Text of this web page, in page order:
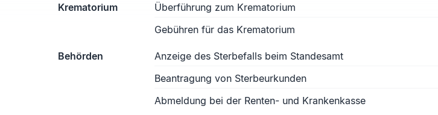
Krematorium
Überführung zum Krematorium
Gebühren für das Krematorium
Behörden
Anzeige des Sterbefalls beim Standesamt
Beantragung von Sterbeurkunden
Abmeldung bei der Renten- und Krankenkasse